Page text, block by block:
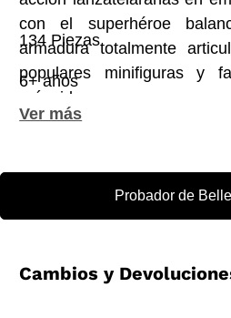
con el superhéroe
armadura totalmente
populares minifiguras y
arácnidos.
134 Piezas
6+ años
Probador de
Cambios y